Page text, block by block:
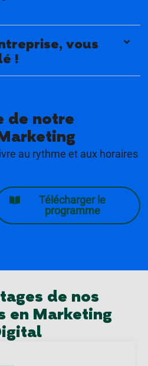
vous
!
de notre
au rythme et aux horaires
Télécharger le
programme
de nos
en Marketing